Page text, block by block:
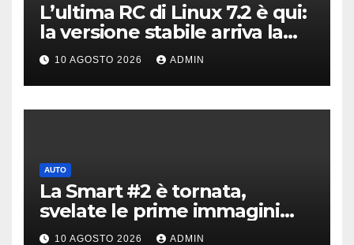
L’ultima RC di Linux 7.2 è qui:
la versione stabile arriva la
prossima settimana
10 AGOSTO 2026 ADMIN
AUTO
La Smart #2 è tornata,
svelate le prime immagini
dell’erede della Fortwo
10 AGOSTO 2026 ADMIN